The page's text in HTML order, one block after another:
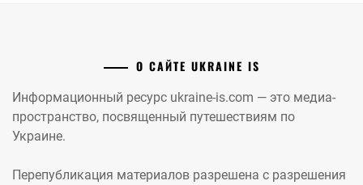
О САЙТЕ UKRAINE IS
Информационный ресурс ukraine-is.com — это медиа-
пространство, посвященный путешествиям по
Украине.
Перепубликация материалов разрешена с разрешения